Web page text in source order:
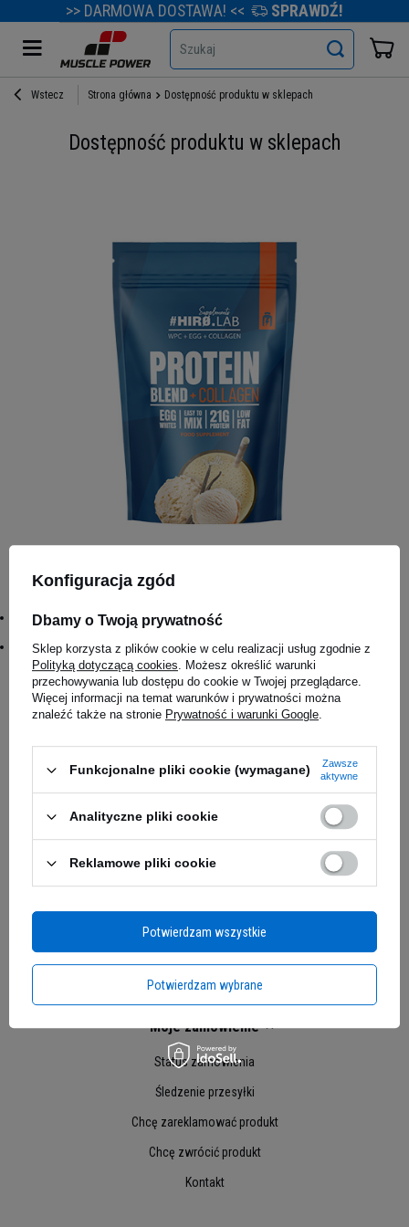
>> DARMOWA DOSTAWA! << SPRAWDŹ!
Szukaj
Wstecz Strona główna Dostępność produktu w sklepach
Dostępność produktu w sklepach
HIRO.LAB - Protein Blend + Collagen 750g
Wariant:
#Name:
Protein Blend + Collagen 750g
Magazyn główny
Dostępny
Moje zamówienie
Status zamówienia
Śledzenie przesyłki
Chcę zareklamować produkt
Chcę zwrócić produkt
Kontakt
Konfiguracja zgód
Dbamy o Twoją prywatność
Sklep korzysta z plików cookie w celu realizacji usług zgodnie z
Polityką dotyczącą cookies. Możesz określić warunki
przechowywania lub dostępu do cookie w Twojej przeglądarce.
Więcej informacji na temat warunków i prywatności można
znaleźć także na stronie Prywatność i warunki Google.
Funkcjonalne pliki cookie (wymagane)
Zawsze
aktywne
Analityczne pliki cookie
Reklamowe pliki cookie
Potwierdzam wybrane
Potwierdzam wszystkie